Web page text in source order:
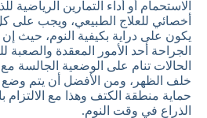
الاستحمام أو أداء التمارين الرياضية
أخصائي للعلاج الطبيعي، ويجب
يكون على دراية بكيفية النوم، حيث إن
الجراحة أحد الأمور المعقدة والصعبة
الحالات تنام على الوضعية الجالسة
خلف الظهر، ومن الأفضل أن يتم
حماية منطقة الكتف وهذا مع الالتزام
الذراع في وقت النوم.